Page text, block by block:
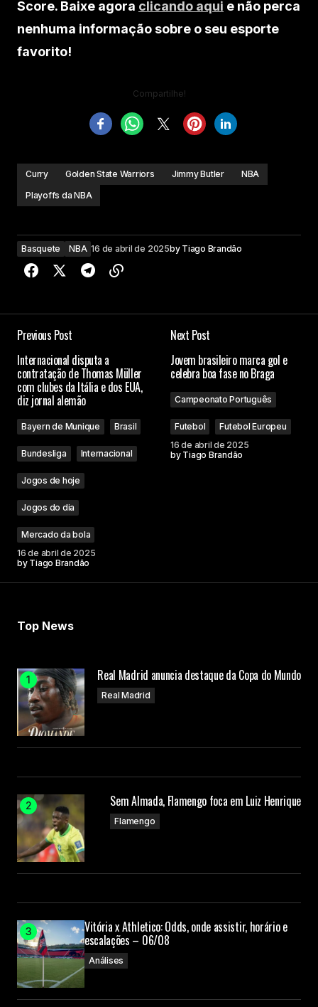
Score. Baixe agora clicando aqui e não perca
nenhuma informação sobre o seu esporte
favorito!
Compartilhe!
Curry Golden State Warriors Jimmy Butler
NBA
Playoffs da NBA
Basquete NBA 16 de abril de 2025by Tiago Brandão
Previous Post
Internacional disputa a
contratação de Thomas Müller
com clubes da Itália e dos EUA,
diz jornal alemão
Bayern de Munique Brasil
Bundesliga Internacional
Jogos de hoje
Jogos do dia
Mercado da bola
16 de abril de 2025
by Tiago Brandão
Next Post
Jovem brasileiro marca gol e
celebra boa fase no Braga
Campeonato Português
Futebol
Futebol Europeu
16 de abril de 2025
by Tiago Brandão
Top News
Real Madrid anuncia destaque da Copa do Mundo
Real Madrid
Sem Almada, Flamengo foca em Luiz Henrique
Flamengo
Vitória x Athletico: Odds, onde assistir, horário e
escalações – 06/08
Análises